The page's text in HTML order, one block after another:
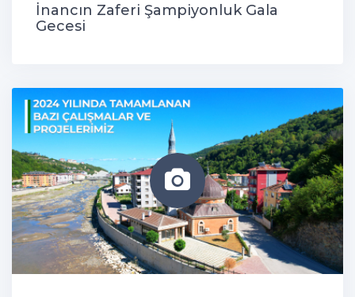
İnancın Zaferi Şampiyonluk Gala
Gecesi